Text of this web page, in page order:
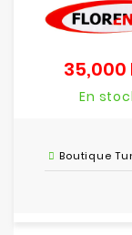
35,000
En
Boutique